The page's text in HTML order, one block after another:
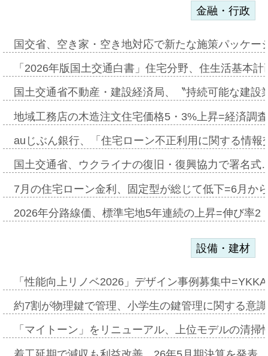
金融・行政
国交省、空き家・空き地対応で新たな施策パッケ
「2026年版国土交通白書」住宅分野、住生活基本
国土交通省不動産・建設経済局、〝持続可能な建
地域工務店の木造注文住宅価格5・3%上昇=経済調
auじぶん銀行、「住宅ローン不正利用に関する情
国土交通省、ウクライナの復旧・復興協力で署名
7月の住宅ローン金利、固定型が総じて低下=6月か
2026年分路線価、標準宅地5年連続の上昇=伸び率
設備・建材
「性能向上リノベ2026」デザイン事例募集中
約7割が物理鍵で管理、小学生の鍵管理に関する意
「マイトーン」をリニューアル、上位モデルの清